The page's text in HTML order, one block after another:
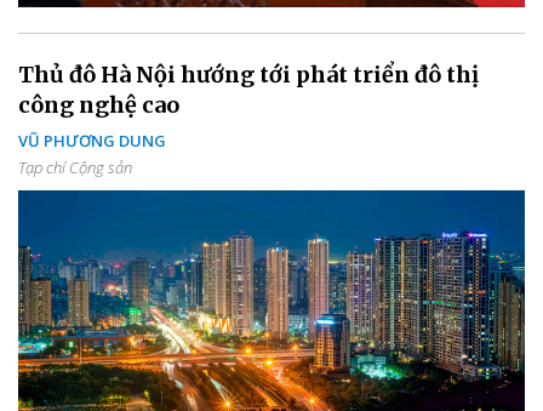
Thủ đô Hà Nội hướng tới phát triển đô thị
công nghệ cao
VŨ PHƯƠNG DUNG
Tạp chí Cộng sản